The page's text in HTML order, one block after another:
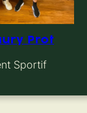
Prot
Sportif